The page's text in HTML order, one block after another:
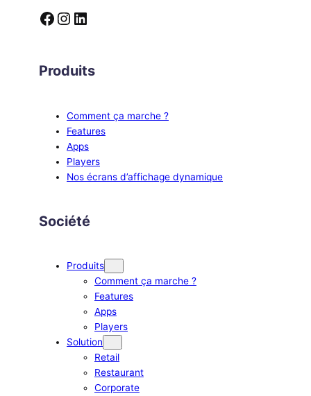
Facebook Instagram LinkedIn
Produits
Comment ça marche ?
Features
Apps
Players
Nos écrans d’affichage dynamique
Société
Produits
Comment ça marche ?
Features
Apps
Players
Solution
Retail
Restaurant
Corporate